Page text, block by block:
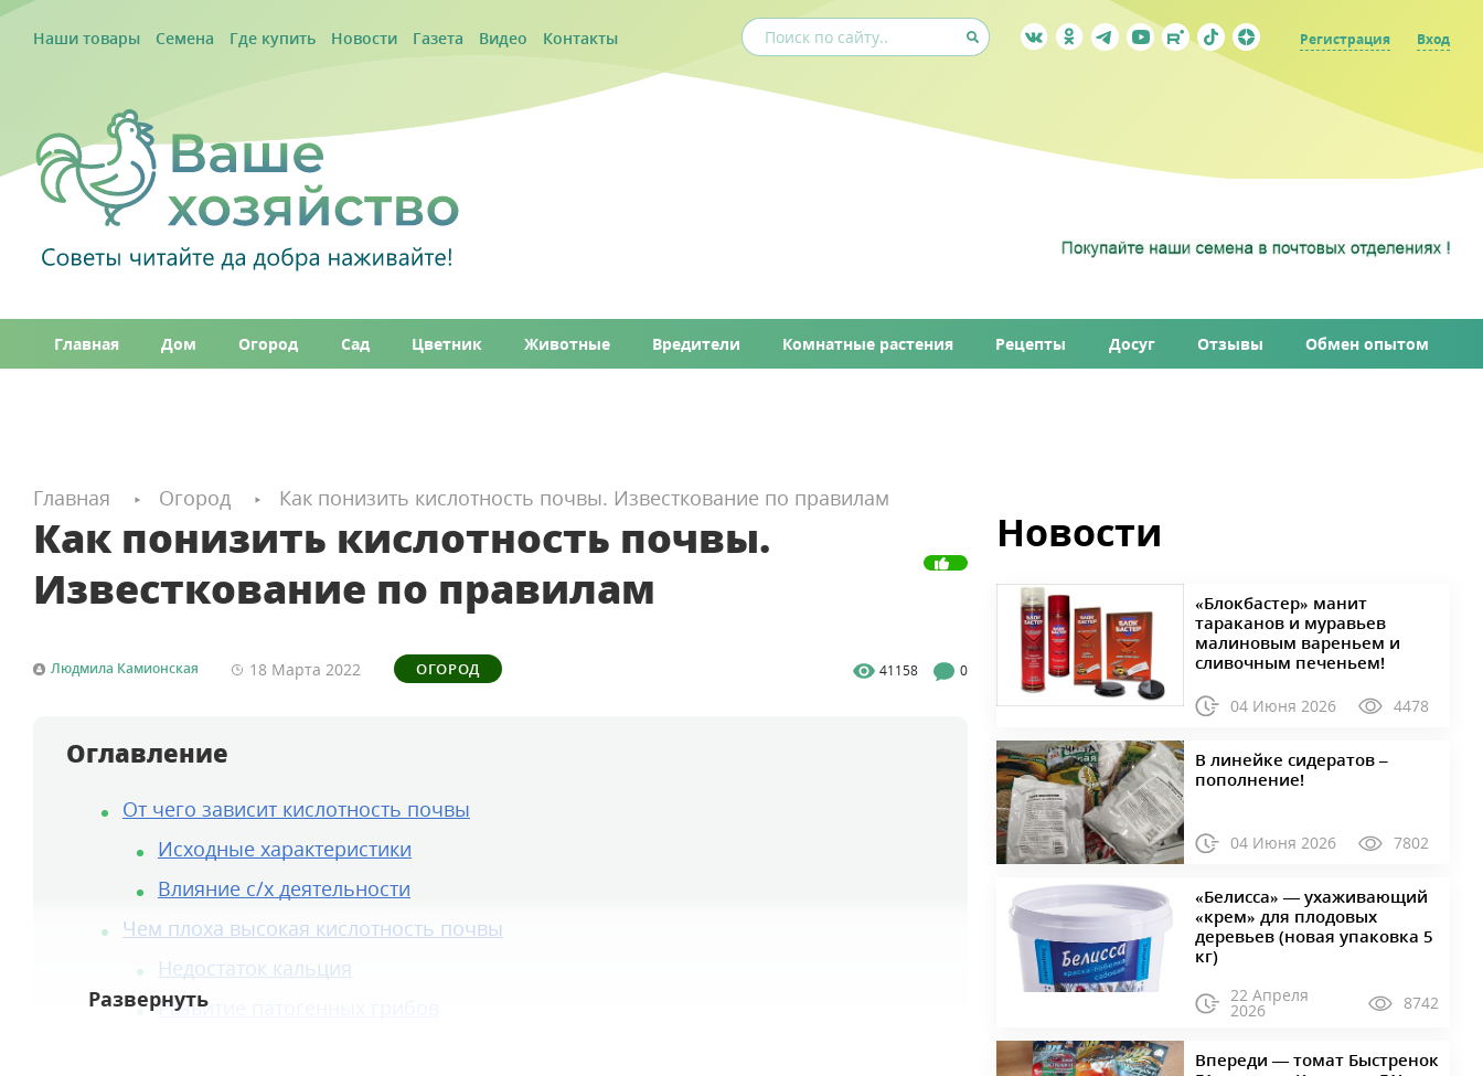
Наши товары Семена Где купить Новости Газета Видео Контакты Регистрация Вход
Главная Дом Огород Сад Цветник Животные Вредители Комнатные растения Рецепты Досуг Отзывы Обмен опытом
Главная Огород Как понизить кислотность почвы. Известкование по правилам
Как понизить кислотность почвы.
Известкование по правилам
Людмила Камионская 18 Марта 2022 ОГОРОД 41158 0
Оглавление
От чего зависит кислотность почвы
Исходные характеристики
Влияние с/х деятельности
Чем плоха высокая кислотность почвы
Недостаток кальция
Развитие патогенных грибов
Новости
«Блокбастер» манит
тараканов и муравьев
малиновым вареньем и
сливочным печеньем!
04 Июня 2026 4478
В линейке сидератов –
пополнение!
04 Июня 2026 7802
«Белисса» — ухаживающий
«крем» для плодовых
деревьев (новая упаковка 5
кг)
22 Апреля
2026 8742
Впереди — томат Быстренок